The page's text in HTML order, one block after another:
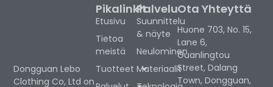
Dongguan Lebo
Clothing Co, Ltd on
Palvelu
Suunnittelu
& näyte
Neulominen
Materiaalit
Pikalinkit
Etusivu
Tietoa
meistä
Tuotteet
Ota Yhteyttä
Huone 703, No. 15,
Lane 6,
Guanlingtou
Street, Dalang
Town, Dongguan,